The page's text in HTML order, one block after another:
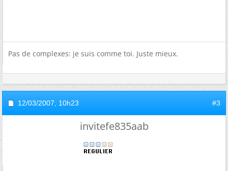
Pas de complexes: je suis comme toi. Juste mieux.
12/03/2007, 10h23 #3
invitefe835aab